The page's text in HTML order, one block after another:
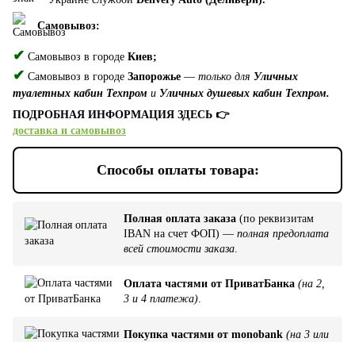
Самовывоз:
✔ Самовывоз в городе Киев;
✔ Самовывоз в городе Запорожье — только для Уличных
туалетных кабин Техпром и Уличных душевых кабин Техпром.
ПОДРОБНАЯ ИНФОРМАЦИЯ ЗДЕСЬ 👉
доставка и самовывоз
Способы оплаты товара:
Полная оплата заказа (по реквизитам
IBAN на счет ФОП) — полная предоплата
всей стоимости заказа
Оплата частями от ПриватБанка (на 2,
3 и 4 платежа)
Покупка частями от monobank (на 3 или